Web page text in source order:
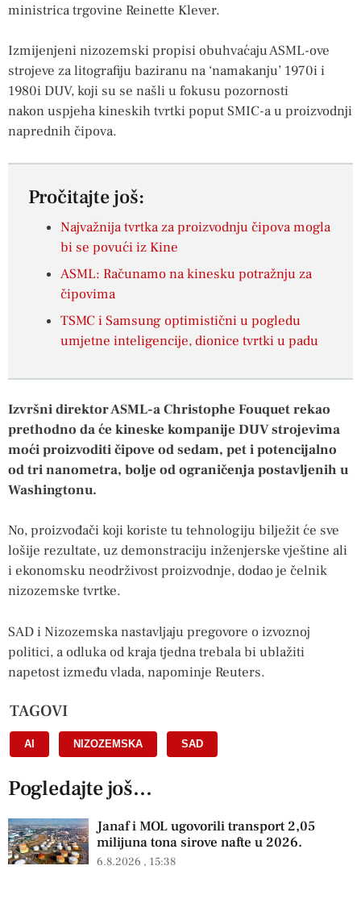
ministrica trgovine Reinette Klever.
Izmijenjeni nizozemski propisi obuhvaćaju ASML-ove
strojeve za litografiju baziranu na ‘namakanju’ 1970i i
1980i DUV, koji su se našli u fokusu pozornosti
nakon uspjeha kineskih tvrtki poput SMIC-a u proizvodnji
naprednih čipova.
Pročitajte još:
Najvažnija tvrtka za proizvodnju čipova mogla
bi se povući iz Kine
ASML: Računamo na kinesku potražnju za
čipovima
TSMC i Samsung optimistični u pogledu
umjetne inteligencije, dionice tvrtki u padu
Izvršni direktor ASML-a Christophe Fouquet rekao
prethodno da će kineske kompanije DUV strojevima
moći proizvoditi čipove od sedam, pet i potencijalno
od tri nanometra, bolje od ograničenja postavljenih u
Washingtonu.
No, proizvođači koji koriste tu tehnologiju bilježit će sve
lošije rezultate, uz demonstraciju inženjerske vještine ali
i ekonomsku neodrživost proizvodnje, dodao je čelnik
nizozemske tvrtke.
SAD i Nizozemska nastavljaju pregovore o izvoznoj
politici, a odluka od kraja tjedna trebala bi ublažiti
napetost između vlada, napominje Reuters.
TAGOVI
AI NIZOZEMSKA SAD
Pogledajte još...
Janaf i MOL ugovorili transport 2,05
milijuna tona sirove nafte u 2026.
6.8.2026 15:38